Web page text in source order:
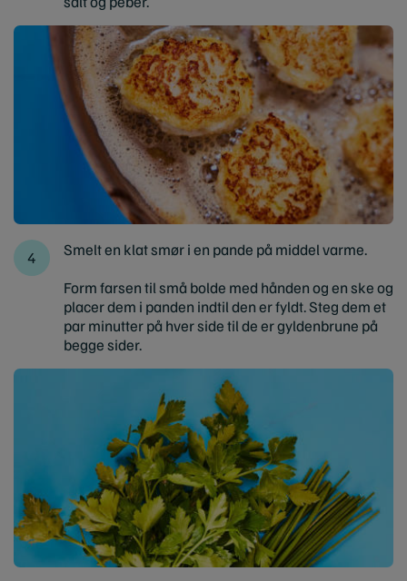
Smelt en klat smør i en pande på middel varme.
Form farsen til små bolde med hånden og en ske og
placer dem i panden indtil den er fyldt. Steg dem et
par minutter på hver side til de er gyldenbrune på
begge sider.